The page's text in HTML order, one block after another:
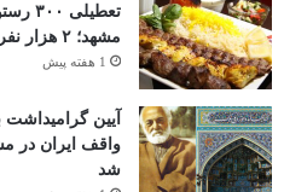
تعطیلی
مشهد؛ ۲ هزار نفر بیکار شدند
1 هفته پیش
آیین گرامیداشت
واقف ایران در
شد